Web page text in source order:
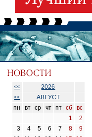
<< 2026
<<
АВГУСТ
пн
вт ср чт пт сб
вс
1
2
3
4 5 6 7 8
9